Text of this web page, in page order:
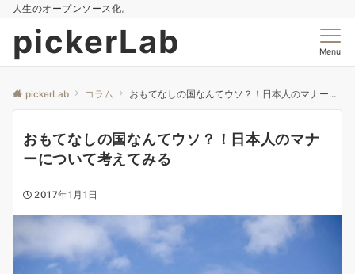
人生のオープンソース化。
pickerLab Menu
pickerLab コラム おもてなしの国なんてウソ？！日本人のマナーについて考えてみる
おもてなしの国なんてウソ？！日本人のマナ
ーについて考えてみる
2017年1月1日